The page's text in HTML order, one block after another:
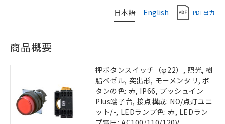
日本語 English PDF出力
商品概要
押ボタンスイッチ（φ22）, 照光, 樹
脂ベゼル, 突出形, モーメンタリ, ボ
タンの色: 赤, IP66, プッシュイン
Plus端子台, 接点構成: NO/点灯ユニ
ット/-, LEDランプ色: 赤, LEDラン